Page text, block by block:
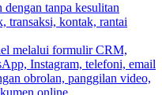
tanpa kesulitan
transaksi, kontak, rantai
melalui formulir CRM,
Instagram, telefoni, email
obrolan, panggilan video,
online